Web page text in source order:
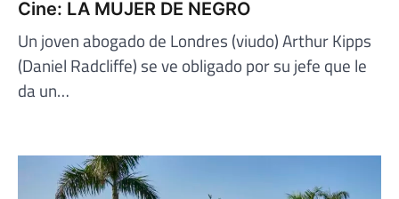
Cine: LA MUJER DE NEGRO
Un joven abogado de Londres (viudo) Arthur Kipps
(Daniel Radcliffe) se ve obligado por su jefe que le
da un…